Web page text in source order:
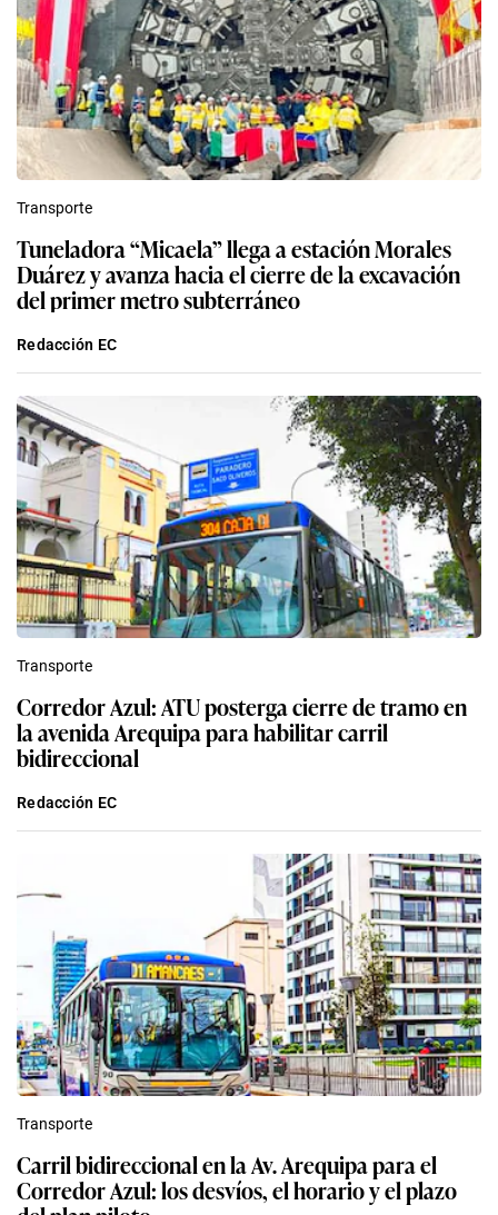
Transporte
Tuneladora “Micaela” llega a estación Morales
Duárez y avanza hacia el cierre de la excavación
del primer metro subterráneo
Redacción EC
Transporte
Corredor Azul: ATU posterga cierre de tramo en
la avenida Arequipa para habilitar carril
bidireccional
Redacción EC
Transporte
Carril bidireccional en la Av. Arequipa para el
Corredor Azul: los desvíos, el horario y el plazo